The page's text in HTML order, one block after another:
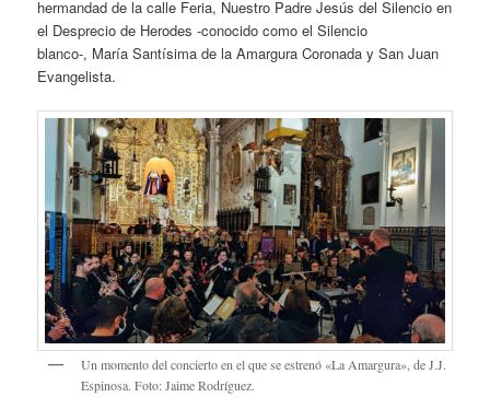
hermandad de la calle Feria, Nuestro Padre Jesús del Silencio en
el Desprecio de Herodes -conocido como el Silencio
blanco-, María Santísima de la Amargura Coronada y San Juan
Evangelista.
Un momento del concierto en el que se estrenó «La Amargura», de J.J.
Espinosa. Foto: Jaime Rodríguez.